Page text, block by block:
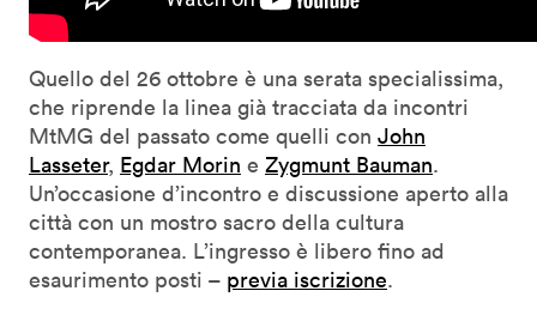
Quello del 26 ottobre è una serata specialissima,
che riprende la linea già tracciata da incontri
MtMG del passato come quelli con John
Lasseter, Egdar Morin e Zygmunt Bauman.
Un’occasione d’incontro e discussione aperto alla
città con un mostro sacro della cultura
contemporanea. L’ingresso è libero fino ad
esaurimento posti – previa iscrizione.